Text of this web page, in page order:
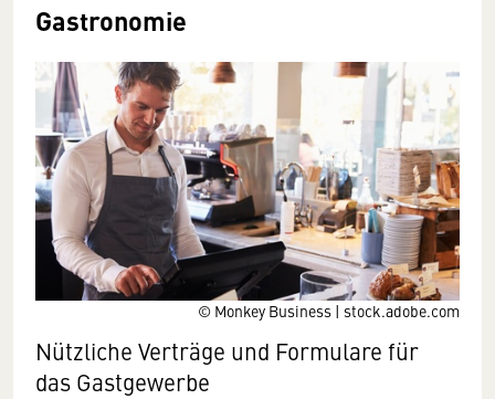
© Monkey Business | stock.adobe.com
Gastronomie
Nützliche Verträge und Formulare für
das Gastgewerbe